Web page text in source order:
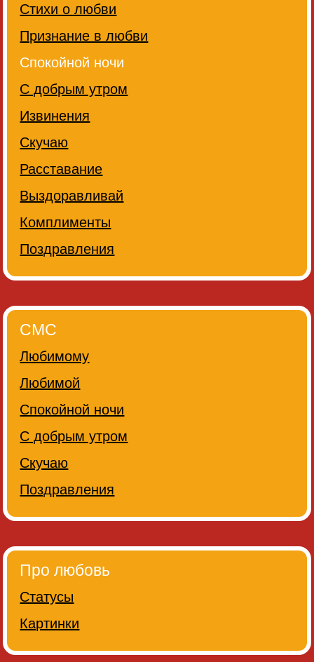
Стихи о любви
Признание в любви
Спокойной ночи
С добрым утром
Извинения
Скучаю
Расставание
Выздоравливай
Комплименты
Поздравления
СМС
Любимому
Любимой
Спокойной ночи
С добрым утром
Скучаю
Поздравления
Про любовь
Статусы
Картинки